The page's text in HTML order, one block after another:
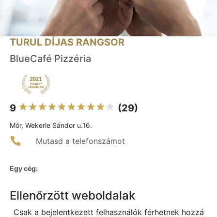
TURUL DÍJAS RANGSOR
BlueCafé Pizzéria
9 (29)
Mór, Wekerle Sándor u.16.
Mutasd a telefonszámot
Egy cég:
Ellenőrzött weboldalak
Csak a bejelentkezett felhasználók férhetnek hozzá